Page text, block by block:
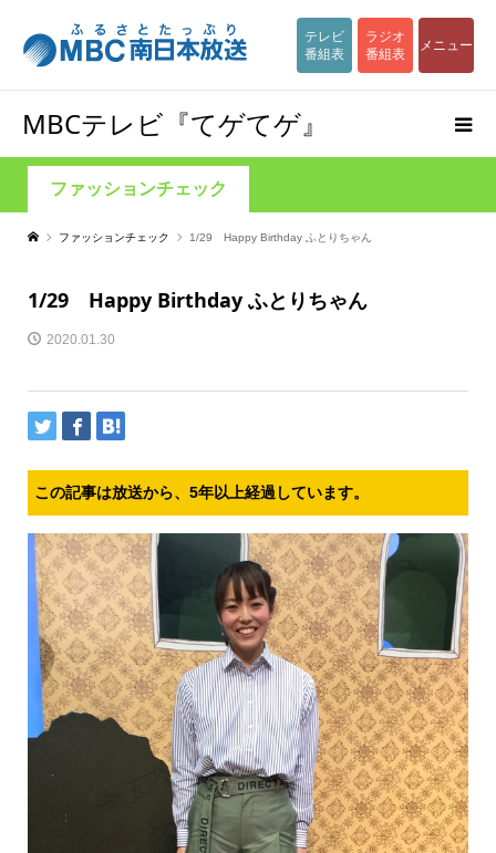
テレビ
番組表
ラジオ
番組表
メニュー
MBCテレビ『てゲてゲ』
ファッションチェック
ファッションチェック 1/29 Happy Birthday ふとりちゃん
1/29 Happy Birthday ふとりちゃん
2020.01.30
この記事は放送から、5年以上経過しています。